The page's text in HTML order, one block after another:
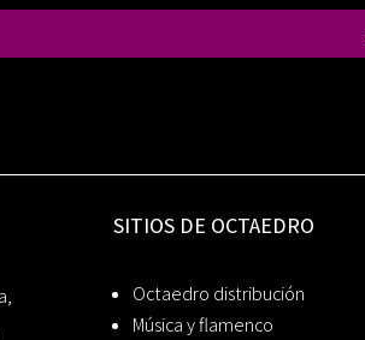
SITIOS DE OCTAEDRO
Octaedro distribución
Música y flamenco